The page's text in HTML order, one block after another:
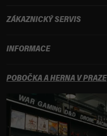
ZÁKAZNICKÝ SERVIS
INFORMACE
POBOČKA A HERNA V PRAZE